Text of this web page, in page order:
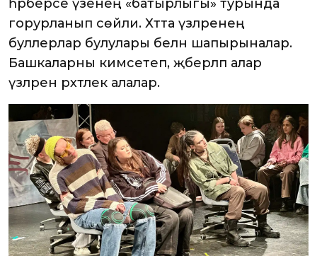
һәрберсе үзенең «батырлыгы» турында
горурланып сөйли. Хәтта үзләренең
буллерлар булулары белән шапырыналар.
Башкаларны кимсетеп, җәберләп алар
үзләренә рәхәтлек алалар.